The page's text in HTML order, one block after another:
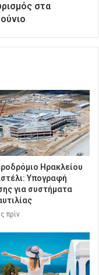
στα
Ηρακλείου
Υπογραφή
για συστήματα
πρίν